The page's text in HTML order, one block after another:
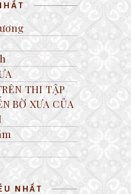
THI TẬP
BỜ XƯA CỦA
NHẤT